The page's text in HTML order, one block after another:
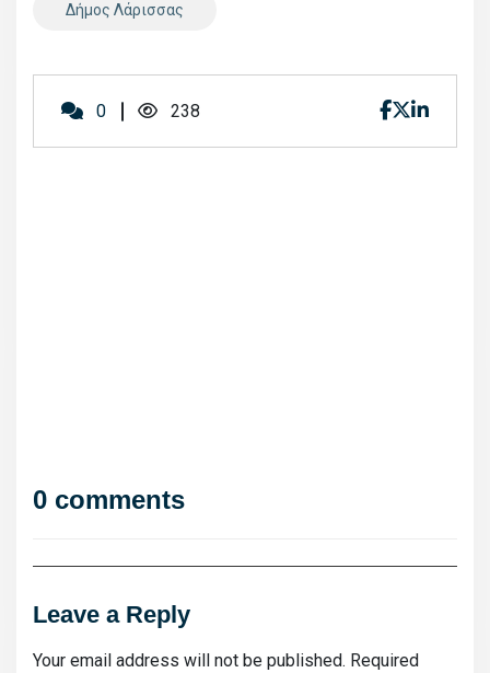
Δήμος Λάρισσας
0 238
0 comments
Leave a Reply
Your email address will not be published. Required